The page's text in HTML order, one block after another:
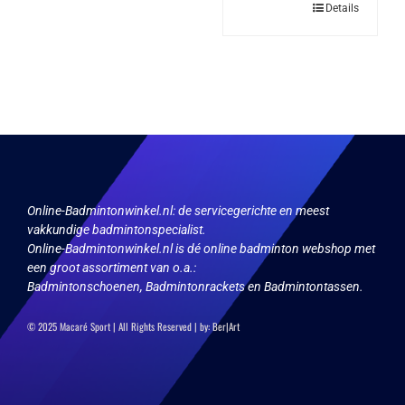
Dit
worden
productpagina
Details
Online-Badmintonwinkel.nl:de servicegerichte en meest
vakkundige badmintonspecialist.
Online-Badmintonwinkel.nl is dé online badminton webshop met
een groot assortiment van o.a.:
Badmintonschoenen, Badmintonrackets en Badmintontassen.
© 2025 Macaré Sport | All Rights Reserved | by:Ber|Art